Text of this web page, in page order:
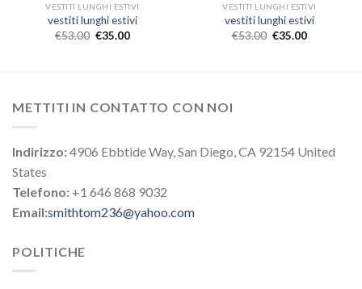
VESTITI LUNGHI ESTIVI
vestiti lunghi estivi
€53.00 €35.00
VESTITI LUNGHI ESTIVI
vestiti lunghi estivi
€53.00 €35.00
METTITI IN CONTATTO CON NOI
Indirizzo:4906 Ebbtide Way, San Diego, CA 92154 United
States
Telefono: +1 646 868 9032
Email:smithtom236@yahoo.com
POLITICHE